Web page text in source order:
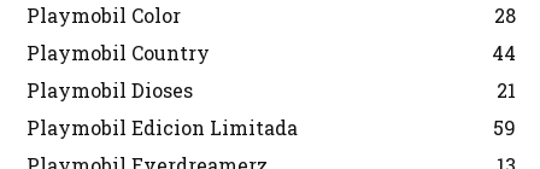
Playmobil Color
28
Playmobil Country
44
Playmobil Dioses
21
Playmobil Edicion Limitada
59